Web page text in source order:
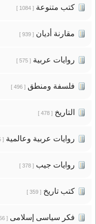
كتب متنوعة[ 1084 ]
مقارنة أديان[ 939 ]
روايات عربية[ 575 ]
فلسفة ومنطق[ 496 ]
التاريخ[ 478 ]
روايات عربية وعالمية[ 395 ]
روايات جيب[ 378 ]
كتب تاريخ[ 359 ]
فكر سياسى إسلامى[ 356 ]